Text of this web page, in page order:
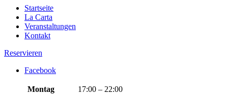
Startseite
La Carta
Veranstaltungen
Kontakt
Reservieren
Facebook
Montag 17:00 – 22:00